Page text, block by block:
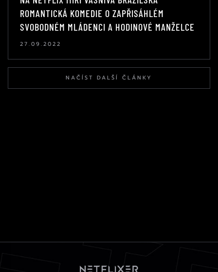
ROMANTICKÁ KOMEDIE O ZAPŘISÁHLÉM
SVOBODNÉM MLÁDENCI A HODINOVÉ MANŽELCE
27.09.2022
NAČÍST DALŠÍ ČLÁNKY